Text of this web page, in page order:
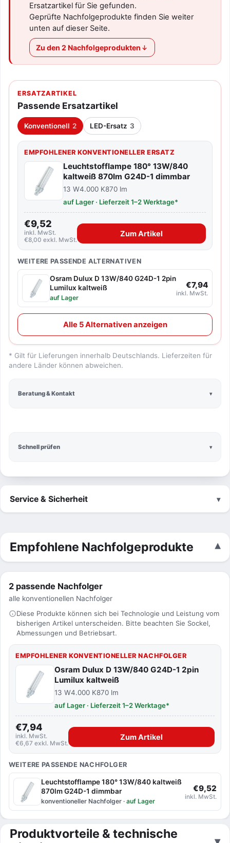
Schnell prüfen
Ersatzartikel für Sie gefunden.
Geprüfte Nachfolgeprodukte finden Sie weiter
unten auf dieser Seite.
Zu den 2 Nachfolgeprodukten
ERSATZARTIKEL
Passende Ersatzartikel
Konventionell 2 LED-Ersatz 3
EMPFOHLENER KONVENTIONELLER ERSATZ
Leuchtstofflampe 180° 13W/840
kaltweiß 870lm G24D-1 dimmbar
13 W4.000 K870 lm
auf Lager · Lieferzeit 1–2 Werktage*
€9,52
inkl. MwSt.
€8,00 exkl. MwSt.
Zum Artikel
WEITERE PASSENDE ALTERNATIVEN
Osram Dulux D 13W/840 G24D-1 2pin
Lumilux kaltweiß
auf Lager
€7,94
inkl. MwSt.
Alle 5 Alternativen anzeigen
* Gilt für Lieferungen innerhalb Deutschlands. Lieferzeiten für
andere Länder können abweichen.
Beratung & Kontakt
Service & Sicherheit
Empfohlene Nachfolgeprodukte
2 passende Nachfolger
alle konventionellen Nachfolger
Diese Produkte können sich bei Technologie und Leistung vom
bisherigen Artikel unterscheiden. Bitte beachten Sie Sockel,
Abmessungen und Betriebsart.
EMPFOHLENER KONVENTIONELLER NACHFOLGER
Osram Dulux D 13W/840 G24D-1 2pin
Lumilux kaltweiß
13 W4.000 K870 lm
auf Lager · Lieferzeit 1–2 Werktage*
€7,94
inkl. MwSt.
€6,67 exkl. MwSt.
Zum Artikel
WEITERE PASSENDE NACHFOLGER
Leuchtstofflampe 180° 13W/840 kaltweiß
870lm G24D-1 dimmbar
konventioneller Nachfolger · auf Lager
€9,52
inkl. MwSt.
Produktvorteile & technische